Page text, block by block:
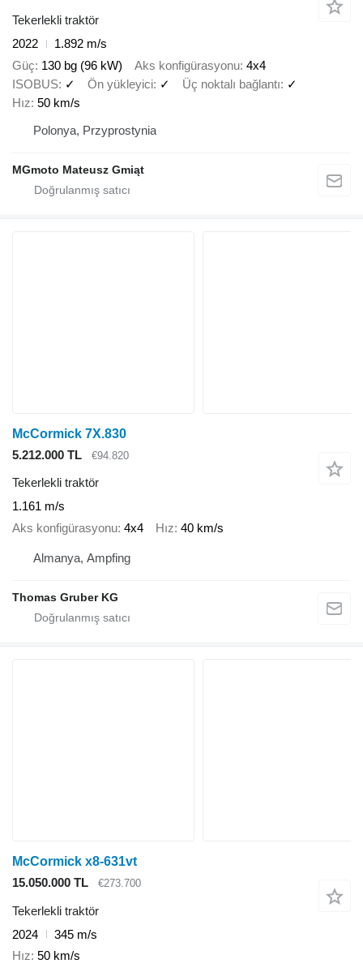
Tekerlekli traktör
2022
1.892 m/s
Güç 130 bg (96 kW) Aks konfigürasyonu 4x4
ISOBUS ✓ Ön yükleyici ✓ Üç noktalı bağlantı
✓
Hız 50 km/s
Polonya, Przyprostynia
MGmoto Mateusz Gmiąt
McCormick 7X.830
5.212.000 TL
€94.820
Tekerlekli traktör
1.161 m/s
Aks konfigürasyonu 4x4 Hız 40 km/s
Almanya, Ampfing
Thomas Gruber KG
McCormick x8-631vt
15.050.000 TL
€273.700
Tekerlekli traktör
2024
345 m/s
Hız 50 km/s